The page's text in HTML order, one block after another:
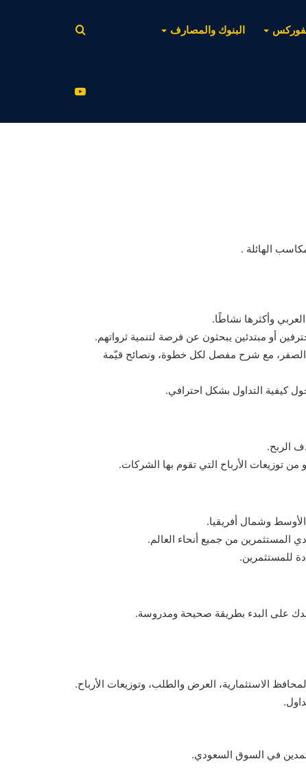
البنوك والمصارف
عن
الهائلة .
وأكثرها نشاطًا.
أو مبتدئين يبحثون عن فرصة لتنمية ثرواتهم.
الصفر، مع شرح مفصل لكل خطوة، ونصائح قيّمة
كيفية التداول بشكل احترافي.
الربح.
توزيعات الأرباح التي تقوم بها الشركات.
وشمال أفريقيا.
المستثمرين من جميع أنحاء العالم.
للمستثمرين.
على البدء بطريقة صحيحة ومدروسة.
الاستثمارية، العرض والطلب، وتوزيعات الأرباح.
في السوق السعودي.